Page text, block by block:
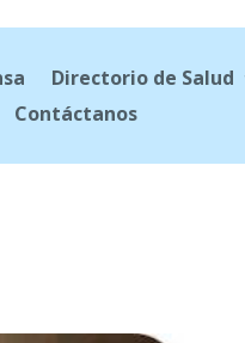
Directorio de Salud
Contáctanos